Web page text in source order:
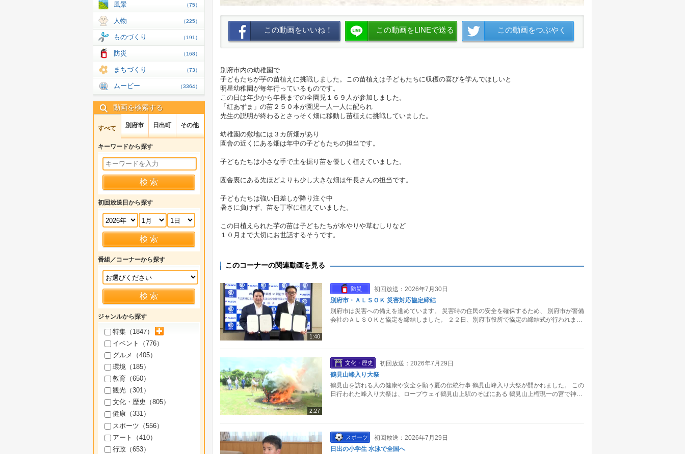
この動画をいいね！ この動画をLINEで送る この動画をつぶやく
別府市内の幼稚園で
子どもたちが芋の苗植えに挑戦しました。この苗植えは子どもたちに収穫の喜びを学んでほしいと
明星幼稚園が毎年行っているものです。
この日は年少から年長までの全園児１６９人が参加しました。
「紅あずま」の苗２５０本が園児一人一人に配られ
先生の説明が終わるとさっそく畑に移動し苗植えに挑戦していました。
幼稚園の敷地には３カ所畑があり
園舎の近くにある畑は年中の子どもたちの担当です。
子どもたちは小さな手で土を掘り苗を優しく植えていました。
園舎裏にある先ほどよりも少し大きな畑は年長さんの担当です。
子どもたちは強い日差しが降り注ぐ中
暑さに負けず、苗を丁寧に植えていました。
この日植えられた芋の苗は子どもたちが水やりや草むしりなど
１０月まで大切にお世話するそうです。
このコーナーの関連動画を見る
1:40
防災
初回放送：2026年7月30日
別府市・ＡＬＳＯＫ 災害対応協定締結
別府市は災害への備えを進めています。 災害時の住民の安全を確保するため、 別府市が警備
会社のＡＬＳＯＫと協定を締結しました。 ２２日、別府市役所で協定の締結式が行われま…
2:27
文化・歴史
初回放送：2026年7月29日
鶴見山峰入り大祭
鶴見山を訪れる人の健康や安全を願う夏の伝統行事 鶴見山峰入り大祭が開かれました。 この
日行われた峰入り大祭は、ロープウェイ鶴見山上駅のそばにある 鶴見山上権現一の宮で神…
スポーツ
初回放送：2026年7月29日
日出の小学生 水泳で全国へ
風景 （75）
人物 （225）
ものづくり （191）
防災 （168）
まちづくり （73）
ムービー （3364）
動画を検索する
すべて 別府市 日出町 その他
キーワードから探す
初回放送日から探す
番組／コーナーから探す
ジャンルから探す
特集（ 1847）
イベント（776）
グルメ（405）
環境（ 185）
教育（650）
観光（301）
文化・歴史（805）
健康（331）
スポーツ（556）
アート（410）
行政（653）